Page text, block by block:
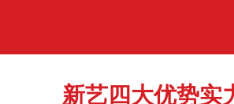
新艺四大优势实